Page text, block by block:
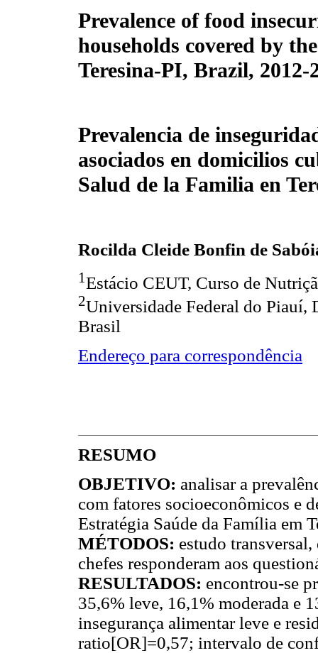
Prevalence of food
households covered by
Teresina-PI, Brazil, 2012-
Prevalencia de
asociados en domicilios
Salud de la Familia en
Rocilda Cleide Bonfin de
1Estácio CEUT, Curso de
2Universidade Federal do Piauí,
Brasil
Endereço para correspondência
RESUMO
OBJETIVO: analisar a
com fatores socioeconômicos e
Estratégia Saúde da Família em
MÉTODOS: estudo
chefes responderam aos
RESULTADOS: encontrou-se
35,6% leve, 16,1% moderada e
insegurança alimentar leve e
ratio[OR]=0,57; intervalo de